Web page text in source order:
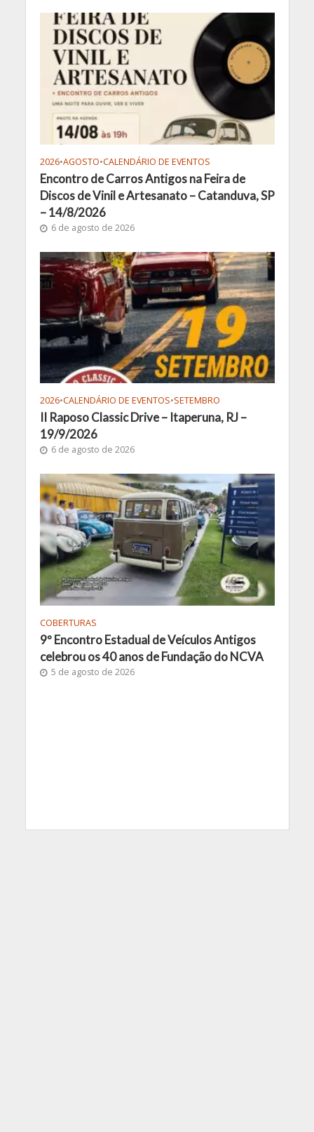
2026•AGOSTO•CALENDÁRIO DE EVENTOS
Encontro de Carros Antigos na Feira de
Discos de Vinil e Artesanato – Catanduva, SP
– 14/8/2026
6 de agosto de 2026
2026•CALENDÁRIO DE EVENTOS•SETEMBRO
II Raposo Classic Drive – Itaperuna, RJ –
19/9/2026
6 de agosto de 2026
COBERTURAS
9º Encontro Estadual de Veículos Antigos
celebrou os 40 anos de Fundação do NCVA
5 de agosto de 2026